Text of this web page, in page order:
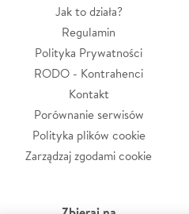
Jak to działa?
Regulamin
Polityka Prywatności
RODO - Kontrahenci
Kontakt
Porównanie serwisów
Polityka plików cookie
Zarządzaj zgodami cookie